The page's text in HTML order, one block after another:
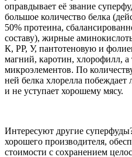
оправдывает её звание
большое количество белка
50% протеина,
составу), жирные
К, РР, У, пантотеновую и
магний, каротин, хлорофилл,
микроэлементов. По
ней белка хлорелла
и не уступает хорошему мясу.
Интересуют другие
хорошего производителя,
стоимости с сохранением